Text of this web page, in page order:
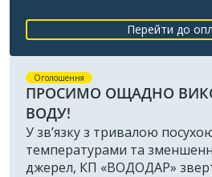
Перейти до
Оголошення
ПРОСИМО ОЩАДНО
ВОДУ!
У зв’язку з тривалою
температурами та
джерел, КП «ВОДОДАР»